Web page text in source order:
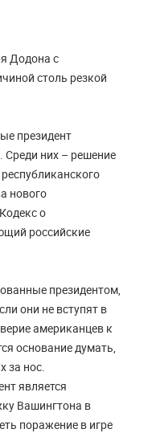
Додона с
столь резкой
президент
Среди них – решение
нового
о
российские
президентом,
они не вступят в
американцев к
основание думать,
за нос.
является
Вашингтона в
поражение в игре